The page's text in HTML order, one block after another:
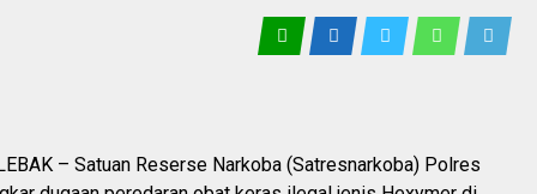
– Satuan Reserse Narkoba (Satresnarkoba) Polres